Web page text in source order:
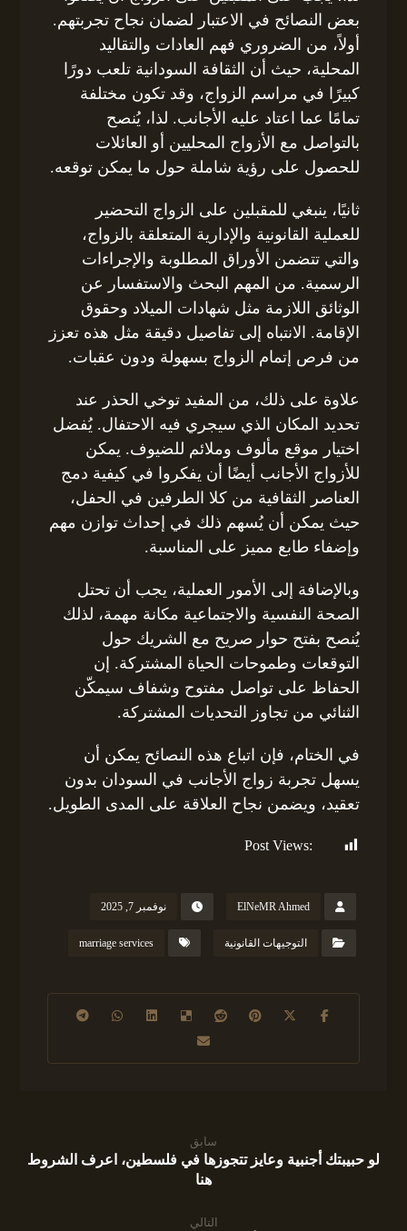
بعض النصائح في الاعتبار لضمان نجاح تجربتهم.
أولاً، من الضروري فهم العادات والتقاليد
المحلية، حيث أن الثقافة السودانية تلعب دورًا
كبيرًا في مراسم الزواج، وقد تكون مختلفة
تمامًا عما اعتاد عليه الأجانب. لذا، يُنصح
بالتواصل مع الأزواج المحليين أو العائلات
للحصول على رؤية شاملة حول ما يمكن توقعه.
ثانيًا، ينبغي للمقبلين على الزواج التحضير
للعملية القانونية والإدارية المتعلقة بالزواج،
والتي تتضمن الأوراق المطلوبة والإجراءات
الرسمية. من المهم البحث والاستفسار عن
الوثائق اللازمة مثل شهادات الميلاد وحقوق
الإقامة. الانتباه إلى تفاصيل دقيقة مثل هذه تعزز
من فرص إتمام الزواج بسهولة ودون عقبات.
علاوة على ذلك، من المفيد توخي الحذر عند
تحديد المكان الذي سيجري فيه الاحتفال. يُفضل
اختيار موقع مألوف وملائم للضيوف. يمكن
للأزواج الأجانب أيضًا أن يفكروا في كيفية دمج
العناصر الثقافية من كلا الطرفين في الحفل،
حيث يمكن أن يُسهم ذلك في إحداث توازن مهم
وإضفاء طابع مميز على المناسبة.
وبالإضافة إلى الأمور العملية، يجب أن تحتل
الصحة النفسية والاجتماعية مكانة مهمة، لذلك
يُنصح بفتح حوار صريح مع الشريك حول
التوقعات وطموحات الحياة المشتركة. إن
الحفاظ على تواصل مفتوح وشفاف سيمكّن
الثنائي من تجاوز التحديات المشتركة.
في الختام، فإن اتباع هذه النصائح يمكن أن
يسهل تجربة زواج الأجانب في السودان بدون
تعقيد، ويضمن نجاح العلاقة على المدى الطويل.
Post Views:
ElNeMR Ahmed نوفمبر 7, 2025
التوجيهات القانونية marriage services
سابق
لو حبيبتك أجنبية وعايز تتجوزها في فلسطين، اعرف الشروط
هنا
التالي